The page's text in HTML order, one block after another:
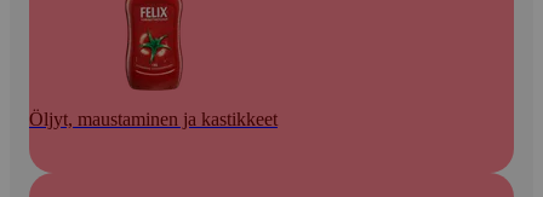
Öljyt, maustaminen ja kastikkeet